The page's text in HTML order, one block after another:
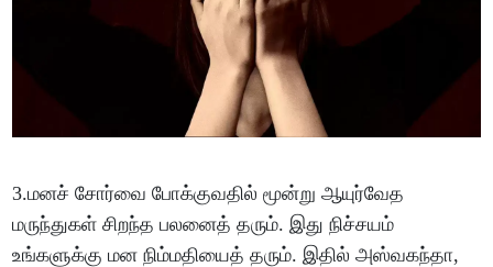
3.மனச் சோர்வை போக்குவதில் மூன்று ஆயுர்வேத
மருந்துகள் சிறந்த பலனைத் தரும். இது நிச்சயம்
உங்களுக்கு மன நிம்மதியைத் தரும். இதில் அஸ்வகந்தா,